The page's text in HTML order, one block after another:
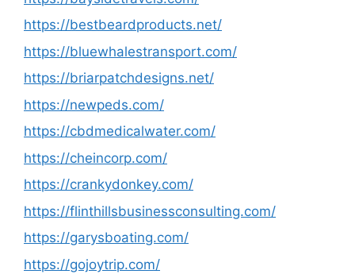
https://bestbeardproducts.net/
https://bluewhalestransport.com/
https://briarpatchdesigns.net/
https://newpeds.com/
https://cbdmedicalwater.com/
https://cheincorp.com/
https://crankydonkey.com/
https://flinthillsbusinessconsulting.com/
https://garysboating.com/
https://gojoytrip.com/